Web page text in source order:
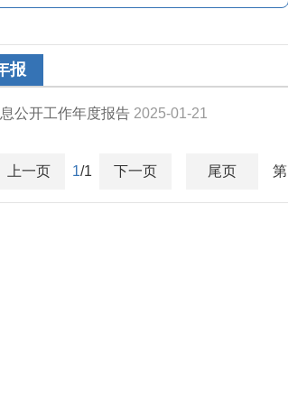
报
公开工作年度报告 2025-01-21
上一页 1/1 下一页 尾页 第